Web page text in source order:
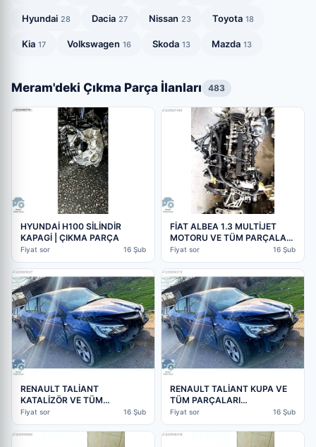
Hyundai 28 Dacia 27 Nissan 23 Toyota 18
Kia 17 Volkswagen 16 Skoda 13 Mazda 13
Meram'deki Çıkma Parça İlanları 483
HYUNDAİ H100 SİLİNDİR
KAPAGİ | ÇIKMA PARÇA
Fiyat sor 16 Şub
FİAT ALBEA 1.3 MULTİJET
MOTORU VE TÜM PARÇALARI
ELİMİZDE MEVCUT | ÇIKMA
PARÇA
Fiyat sor 16 Şub
RENAULT TALİANT
KATALİZÖR VE TÜM
PARÇALARI MEVCUTTUR |
ÇIKMA PARÇA
Fiyat sor 16 Şub
RENAULT TALİANT KUPA VE
TÜM PARÇALARI
MEVCUTTUR | ÇIKMA PARÇA
Fiyat sor 16 Şub